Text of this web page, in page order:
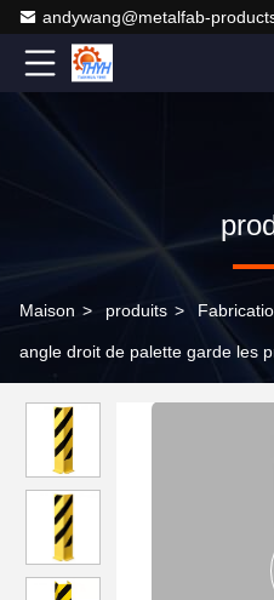
andywang@metalfab-
Maison > produits >
angle droit de palette garde les